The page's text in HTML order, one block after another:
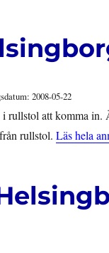
2008-05-22
rullstol att komma in.
rullstol. Läs hela